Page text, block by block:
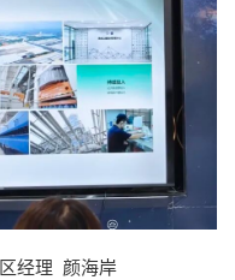
经理 颜海岸